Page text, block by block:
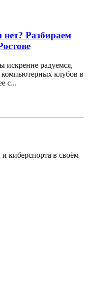
Разбираем
радуемся,
клубов в
с...
киберспорта в своём